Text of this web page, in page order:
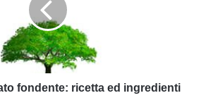
fondente: ricetta ed ingredienti